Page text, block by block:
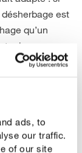
ads, to
our traffic.
of our site
est
qu’un
est également
signifie :
une tonte
d’été —
plus